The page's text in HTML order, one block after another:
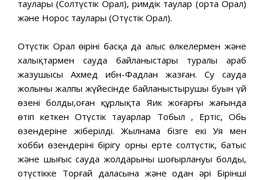
таулары (Солтүстік Орал), римдік таулар (орта Орал)
және Норос таулары (Оңтүстік Орал).
Оңтүстік Орал өңірінің басқа да алыс өлкелермен және
халықтармен сауда байланыстары туралы араб
жазушысы Ахмед ибн-Фадлан жазған. Су сауда
жолының жалпы жүйесінде байланыстырушы буын үй
өзені болды,оған құрлықта Яик жоғарғы жағында
өтіп кеткен Оңтүстік тауарлар Тобыл , Ертіс, Обь
өзендеріне жіберілді. Жылнама бізге екі Уя мен
хобби өзендерінің бірігу орны ерте солтүстік, батыс
және шығыс сауда жолдарының шоғырлануы болды,
оңтүстікке Торғай даласына және одан әрі Бірінші